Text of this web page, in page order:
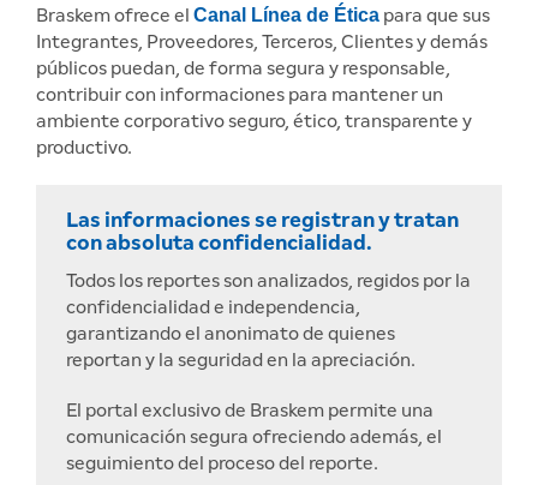
Braskem ofrece el Canal Línea de Ética para que sus
Integrantes, Proveedores, Terceros, Clientes y demás
públicos puedan, de forma segura y responsable,
contribuir con informaciones para mantener un
ambiente corporativo seguro, ético, transparente y
productivo.
Las informaciones se registran y tratan
con absoluta confidencialidad.
Todos los reportes son analizados, regidos por la
confidencialidad e independencia,
garantizando el anonimato de quienes
reportan y la seguridad en la apreciación.
El portal exclusivo de Braskem permite una
comunicación segura ofreciendo además, el
seguimiento del proceso del reporte.